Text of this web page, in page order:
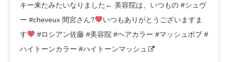
キー来たみたいなりました← 美容院は、いつもの #シュヴ
ー #cheveux 間宮さん?
いつもありがとうございますま
す
#ロシアン佐藤 #美容院 #ヘアカラー #マッシュボブ #
ハイトーンカラー #ハイトーンマッシュ